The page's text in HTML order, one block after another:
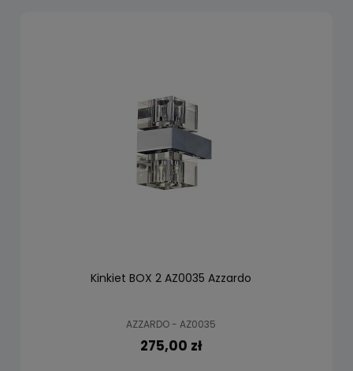
Kinkiet BOX 2 AZ0035 Azzardo
AZZARDO - AZ0035
275,00 zł